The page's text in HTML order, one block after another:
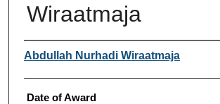
Wiraatmaja
Author
Abdullah Nurhadi Wiraatmaja
Date of Award